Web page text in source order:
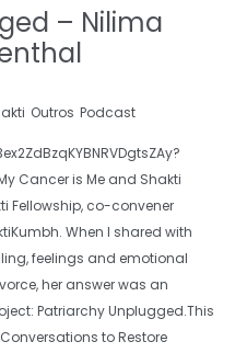
– Nilima
Outros Podcast
Cancer is Me and Shakti
Fellowship, co-convener
When I shared with
feelings and emotional
her answer was an
Patriarchy Unplugged.This
to Restore